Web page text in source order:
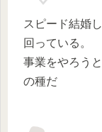
スピード結婚
回っている。
事業をやろう
の種だ